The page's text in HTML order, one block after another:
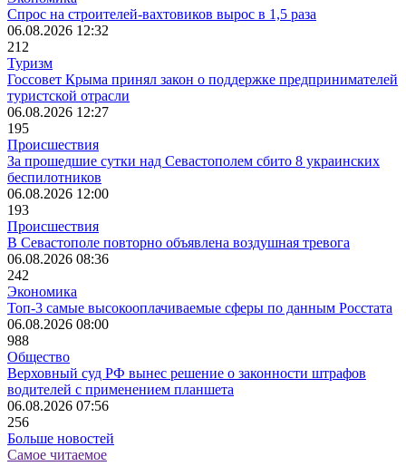
Спрос на строителей-вахтовиков вырос в 1,5 раза
06.08.2026 12:32
212
Туризм
Госсовет Крыма принял закон о поддержке предпринимателей
туристской отрасли
06.08.2026 12:27
195
Происшествия
За прошедшие сутки над Севастополем сбито 8 украинских
беспилотников
06.08.2026 12:00
193
Происшествия
В Севастополе повторно объявлена воздушная тревога
06.08.2026 08:36
242
Экономика
Топ-3 самые высокооплачиваемые сферы по данным Росстата
06.08.2026 08:00
988
Общество
Верховный суд РФ вынес решение о законности штрафов
водителей с применением планшета
06.08.2026 07:56
256
Больше новостей
Самое читаемое